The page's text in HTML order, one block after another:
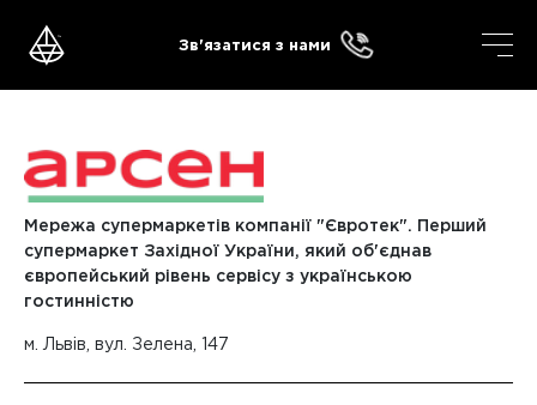
content
Зв'язатися з нами
Мережа супермаркетів компанії "Євротек". Перший
супермаркет Західної України, який об'єднав
європейський рівень сервісу з українською
гостинністю
м. Львів, вул. Зелена, 147